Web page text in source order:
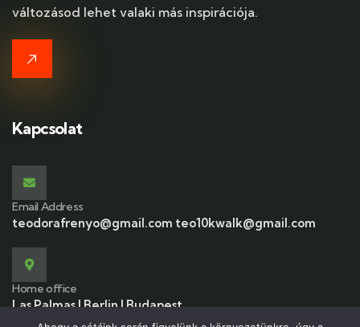
változásod lehet valaki más inspirációja.
Kapcsolat
Email Address
teodorafrenyo@gmail.com teo10kwalk@gmail.com
Home office
Las Palmas | Berlin | Budapest